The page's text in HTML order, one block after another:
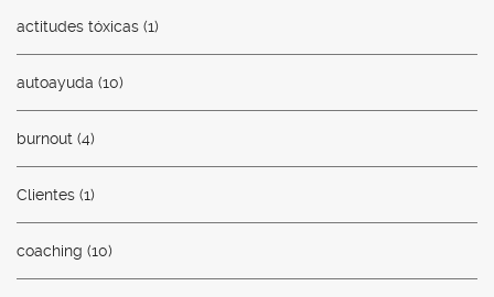
actitudes tóxicas (1)
autoayuda (10)
burnout (4)
Clientes (1)
coaching (10)